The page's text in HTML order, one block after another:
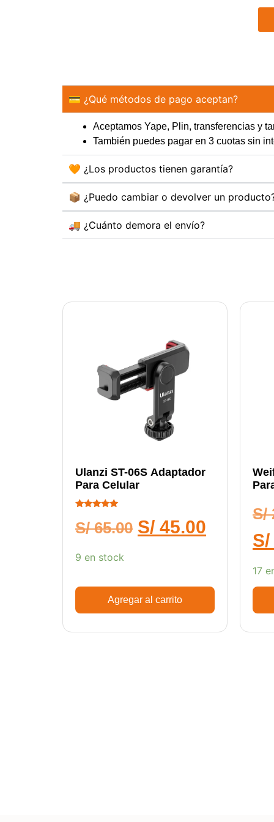
💳 ¿Qué métodos de pago aceptan?
Aceptamos Yape, Plin, transferencias y
También puedes pagar en 3 cuotas sin
🧡 ¿Los productos tienen garantía?
📦 ¿Puedo cambiar o devolver un
🚚 ¿Cuánto demora el envío?
Ulanzi ST-06S Adaptador
Para Celular
5.00
de 5
S/65.00 S/ 45.00
9 en stock
Agregar al carrito
S/
S/
17